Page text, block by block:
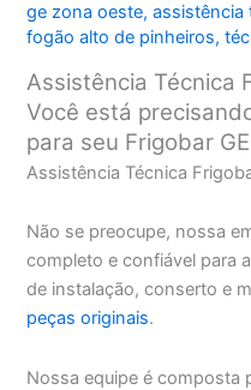
ge zona oeste,assistência
fogão alto de pinheiros,
Assistência Técnica
Você está
para seu Frigobar
Assistência Técnica
Não se preocupe, nossa
completo e confiável para
de instalação, conserto e
peças originais.
Nossa equipe é composta